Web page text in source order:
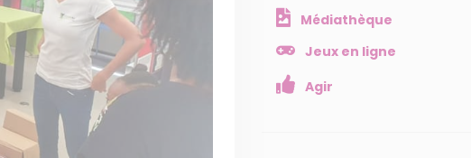
Médiathèque
Jeux en ligne
Agir